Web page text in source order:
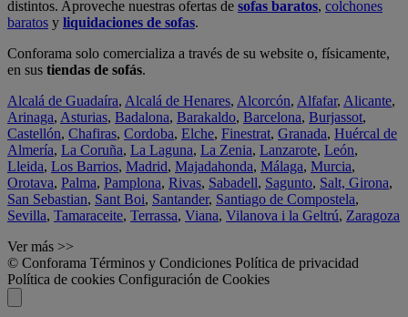
distintos. Aproveche nuestras ofertas de sofas baratos, colchones
baratos y liquidaciones de sofas.
Conforama solo comercializa a través de su website o, físicamente,
en sus tiendas de sofás.
Alcalá de Guadaíra, Alcalá de Henares, Alcorcón, Alfafar, Alicante,
Arinaga, Asturias, Badalona, Barakaldo, Barcelona, Burjassot,
Castellón, Chafiras, Cordoba, Elche, Finestrat, Granada, Huércal de
Almería, La Coruña, La Laguna, La Zenia, Lanzarote, León,
Lleida, Los Barrios, Madrid, Majadahonda, Málaga, Murcia,
Orotava, Palma, Pamplona, Rivas, Sabadell, Sagunto, Salt, Girona,
San Sebastian, Sant Boi, Santander, Santiago de Compostela,
Sevilla, Tamaraceite, Terrassa, Viana, Vilanova i la Geltrú, Zaragoza
Ver más >>
© Conforama Términos y Condiciones Política de privacidad
Política de cookies Configuración de Cookies